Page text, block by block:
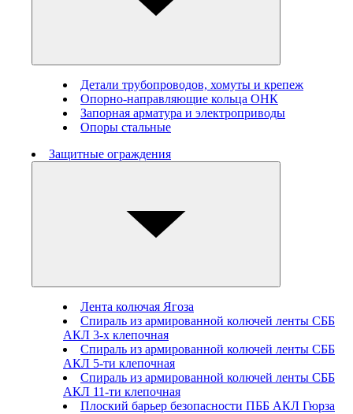
Детали трубопроводов, хомуты и крепеж
Опорно-направляющие кольца ОНК
Запорная арматура и электроприводы
Опоры стальные
Защитные ограждения
Лента колючая Ягоза
Спираль из армированной колючей ленты СББ
АКЛ 3-х клепочная
Спираль из армированной колючей ленты СББ
АКЛ 5-ти клепочная
Спираль из армированной колючей ленты СББ
АКЛ 11-ти клепочная
Плоский барьер безопасности ПББ АКЛ Гюрза